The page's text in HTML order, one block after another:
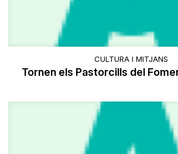
CULTURA I MITJANS
Tornen els Pastorcills del